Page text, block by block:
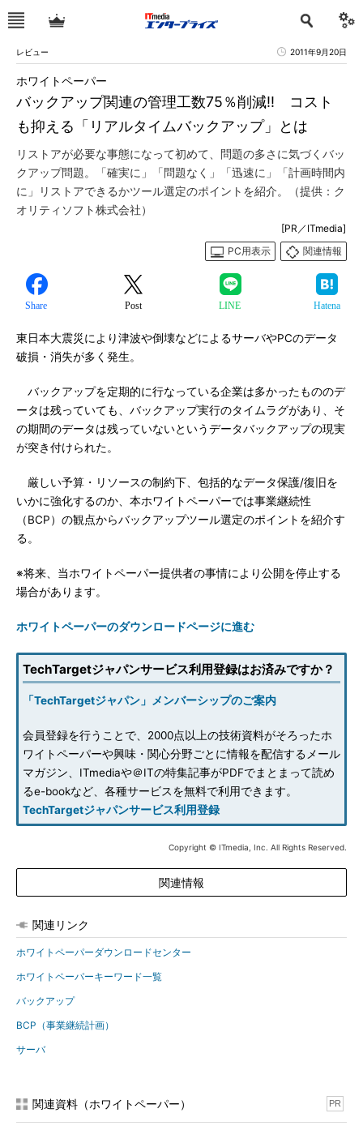
レビュー 2011年9月20日
バックアップ関連の管理工数75％削減!! コスト
も抑える「リアルタイムバックアップ」とは
ホワイトペーパー
リストアが必要な事態になって初めて、問題の多さに気づくバッ
クアップ問題。「確実に」「問題なく」「迅速に」「計画時間内
に」リストアできるかツール選定のポイントを紹介。（提供：ク
オリティソフト株式会社）
[PR／ITmedia]
PC用表示
関連情報
Share Post LINE Hatena
東日本大震災により津波や倒壊などによるサーバやPCのデータ
破損・消失が多く発生。
バックアップを定期的に行なっている企業は多かったもののデ
ータは残っていても、バックアップ実行のタイムラグがあり、そ
の期間のデータは残っていないというデータバックアップの現実
が突き付けられた。
厳しい予算・リソースの制約下、包括的なデータ保護/復旧を
いかに強化するのか、本ホワイトペーパーでは事業継続性
（BCP）の観点からバックアップツール選定のポイントを紹介す
る。
※将来、当ホワイトペーパー提供者の事情により公開を停止する
場合があります。
ホワイトペーパーのダウンロードページに進む
TechTargetジャパンサービス利用登録はお済みですか？
「TechTargetジャパン」メンバーシップのご案内
会員登録を行うことで、2000点以上の技術資料がそろったホ
ワイトペーパーや興味・関心分野ごとに情報を配信するメール
マガジン、ITmediaや＠ITの特集記事がPDFでまとまって読め
るe-bookなど、各種サービスを無料で利用できます。
TechTargetジャパンサービス利用登録
Copyright © ITmedia, Inc. All Rights Reserved.
関連情報
関連リンク
ホワイトペーパーダウンロードセンター
ホワイトペーパーキーワード一覧
バックアップ
BCP（事業継続計画）
サーバ
関連資料（ホワイトペーパー） PR